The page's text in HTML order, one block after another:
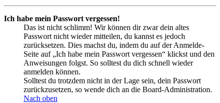
Ich habe mein Passwort vergessen!
Das ist nicht schlimm! Wir können dir zwar dein altes
Passwort nicht wieder mitteilen, du kannst es jedoch
zurücksetzen. Dies machst du, indem du auf der Anmelde-
Seite auf „Ich habe mein Passwort vergessen“ klickst und den
Anweisungen folgst. So solltest du dich schnell wieder
anmelden können.
Solltest du trotzdem nicht in der Lage sein, dein Passwort
zurückzusetzen, so wende dich an die Board-Administration.
Nach oben